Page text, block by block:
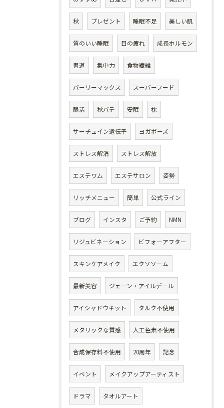
秋 プレゼント 睡眠不足 美しい肌
質のいい睡眠 目の疲れ 成長ホルモン
書道 集中力 食物繊維
バーリーマックス スーパーフード
腸活 秋バテ 安眠 枕
サーチュイン遺伝子 ヨガポーズ
ストレス解消 ストレス解放
エステワム エステサロン 姿勢
リッチメニュー 簡単 公式ライン
ブログ インスタ ご予約 NMN
リジュビネーション ビフォーアフター
スキンケアメイク エクソソーム
最新美容 ジェーン・アイルデール
アイシャドウキット タルク不使用
メタリックな質感 人工色素不使用
合成保存料不使用 20周年 記念
イベント メイクアップアーティスト
ドラマ タオルアート